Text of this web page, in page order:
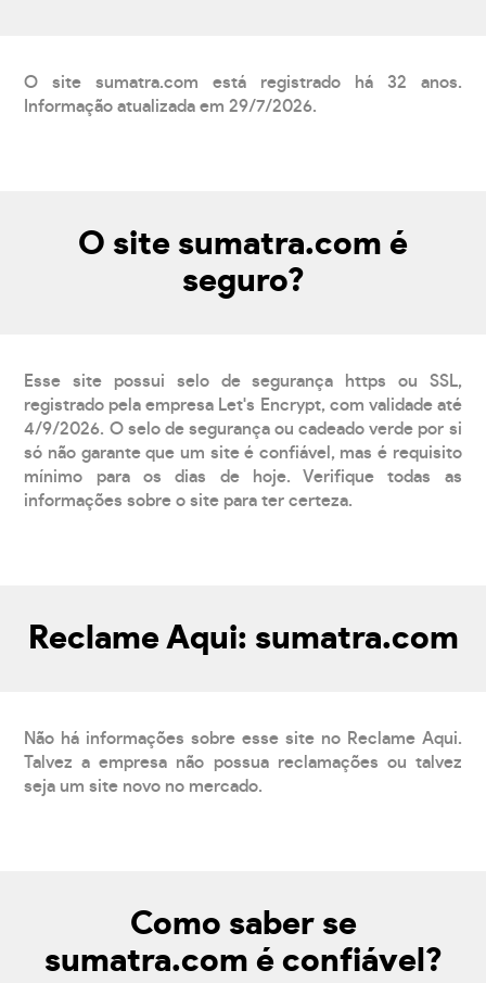
O site sumatra.com está registrado há 32 anos.
Informação atualizada em 29/7/2026.
O site sumatra.com é
seguro?
Esse site possui selo de segurança https ou SSL,
registrado pela empresa Let's Encrypt, com validade até
4/9/2026. O selo de segurança ou cadeado verde por si
só não garante que um site é confiável, mas é requisito
mínimo para os dias de hoje. Verifique todas as
informações sobre o site para ter certeza.
Reclame Aqui: sumatra.com
Não há informações sobre esse site no Reclame Aqui.
Talvez a empresa não possua reclamações ou talvez
seja um site novo no mercado.
Como saber se
sumatra.com é confiável?